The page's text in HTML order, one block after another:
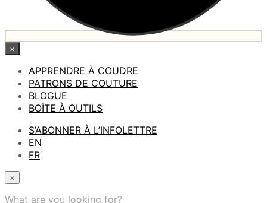
×
APPRENDRE À COUDRE
PATRONS DE COUTURE
BLOGUE
BOÎTE À OUTILS
S’ABONNER À L’INFOLETTRE
EN
FR
×
What are you looking for?